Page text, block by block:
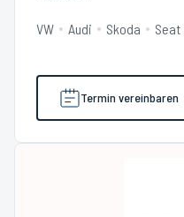
VW Audi Skoda Seat
Termin vereinbaren